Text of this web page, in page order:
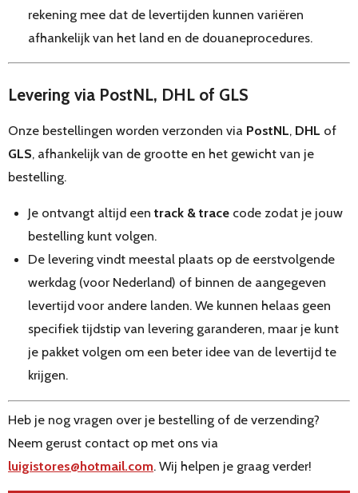
rekening mee dat de levertijden kunnen variëren
afhankelijk van het land en de douaneprocedures.
Levering via PostNL, DHL of GLS
Onze bestellingen worden verzonden via PostNL, DHL of
GLS, afhankelijk van de grootte en het gewicht van je
bestelling.
Je ontvangt altijd een track & tracecode zodat je jouw
bestelling kunt volgen.
De levering vindt meestal plaats op de eerstvolgende
werkdag (voor Nederland) of binnen de aangegeven
levertijd voor andere landen. We kunnen helaas geen
specifiek tijdstip van levering garanderen, maar je kunt
je pakket volgen om een beter idee van de levertijd te
krijgen.
Heb je nog vragen over je bestelling of de verzending?
Neem gerust contact op met ons via
luigistores@hotmail.com. Wij helpen je graag verder!